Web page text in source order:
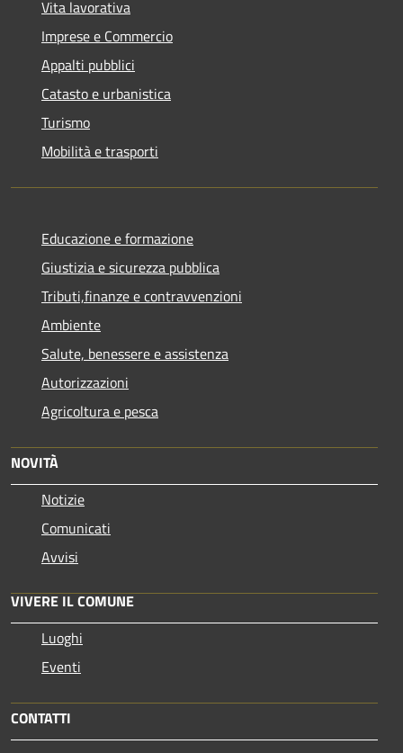
Vita lavorativa
Imprese e Commercio
Appalti pubblici
Catasto e urbanistica
Turismo
Mobilità e trasporti
Educazione e formazione
Giustizia e sicurezza pubblica
Tributi,finanze e contravvenzioni
Ambiente
Salute, benessere e assistenza
Autorizzazioni
Agricoltura e pesca
NOVITÀ
Notizie
Comunicati
Avvisi
VIVERE IL COMUNE
Luoghi
Eventi
CONTATTI